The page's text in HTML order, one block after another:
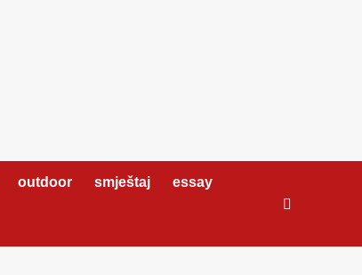
outdoor smještaj essay